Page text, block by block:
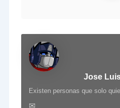
Jose
Existen personas que solo
✉